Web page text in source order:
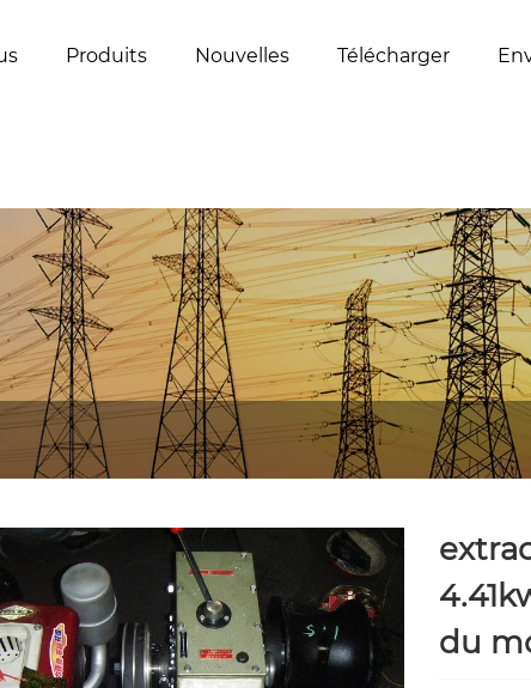
Produits Nouvelles Télécharger
du